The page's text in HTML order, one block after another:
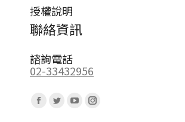
授權說明
聯絡資訊
諮詢電話
02-33432956
Facebook
TwitterYouTubeInstagram